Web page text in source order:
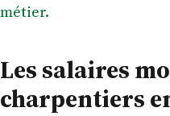
métier.
Les salaires
charpentiers